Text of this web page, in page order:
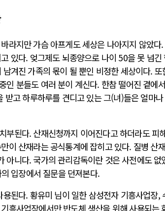
라지만 가슴 아프게도 세상은 나아지지 않았다
있다. 엊그제도 뇌종양으로 나이 50을 못 넘긴
겨진 가족의 몫이 될 뿐인 비정한 세상이다. 또
인 분들도 여러 분이 계신다. 한참 떨어진 곁에
고 하루하루를 견디고 있는 그(녀)들은 얼마
부된다. 산재신청까지 이어진다고 하더라도 피
이 산재라는 공식통계에 잡히고 있다. 질병 산
아니다. 국가의 관리감독이란 것은 사전에도 없
입장에서 질문을 던져본다.
된다. 황유미 님이 일한 삼성전자 기흥사업장,
흥사업장에서만 반도체 생산을 위해 사용되는